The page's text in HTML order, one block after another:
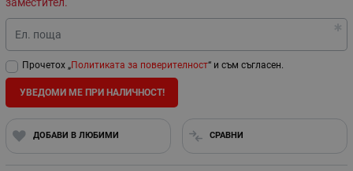
Ел. поща
Прочетох „Политиката за поверителност“ и съм съгласен.
УВЕДОМИ МЕ ПРИ НАЛИЧНОСТ!
ДОБАВИ В ЛЮБИМИ СРАВНИ